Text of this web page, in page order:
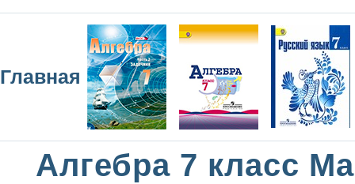
Главная
Алгебра 7 класс